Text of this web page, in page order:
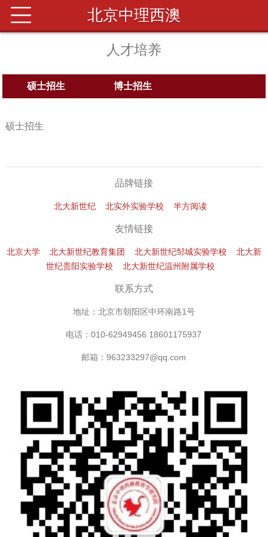
北京中理西澳
人才培养
硕士招生 博士招生
硕士招生
品牌链接
北大新世纪 北实外实验学校 半方阅读
友情链接
北京大学 北大新世纪教育集团 北大新世纪邹城实验学校
北大新
世纪贵阳实验学校
北大新世纪温州附属学校
联系方式
地址：北京市朝阳区中环南路1号
电话：010-62949456 18601175937
邮箱：963233297@qq.com